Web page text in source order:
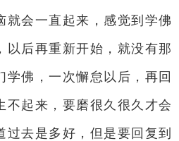
就会一直起来，感觉到学佛
以后再重新开始，就没有那
学佛，一次懈怠以后，再回
不起来，要磨很久很久才会
过去是多好，但是要回复到